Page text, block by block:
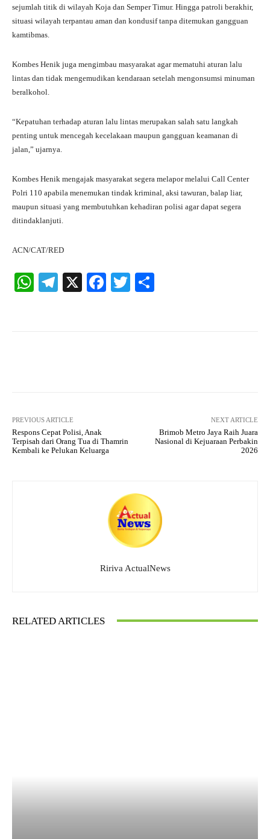
sejumlah titik di wilayah Koja dan Semper Timur. Hingga patroli berakhir,
situasi wilayah terpantau aman dan kondusif tanpa ditemukan gangguan
kamtibmas.
Kombes Henik juga mengimbau masyarakat agar mematuhi aturan lalu
lintas dan tidak mengemudikan kendaraan setelah mengonsumsi minuman
beralkohol.
“Kepatuhan terhadap aturan lalu lintas merupakan salah satu langkah
penting untuk mencegah kecelakaan maupun gangguan keamanan di
jalan,” ujarnya.
Kombes Henik mengajak masyarakat segera melapor melalui Call Center
Polri 110 apabila menemukan tindak kriminal, aksi tawuran, balap liar,
maupun situasi yang membutuhkan kehadiran polisi agar dapat segera
ditindaklanjuti.
ACN/CAT/RED
W
Te X
Fa
T
PREVIOUS ARTICLE
Respons Cepat Polisi, Anak
Terpisah dari Orang Tua di Thamrin
Kembali ke Pelukan Keluarga
NEXT ARTICLE
Brimob Metro Jaya Raih Juara
Nasional di Kejuaraan Perbakin
2026
Ririva ActualNews
RELATED ARTICLES